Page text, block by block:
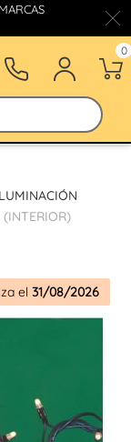
0
(INTERIOR)
el 31/08/2026